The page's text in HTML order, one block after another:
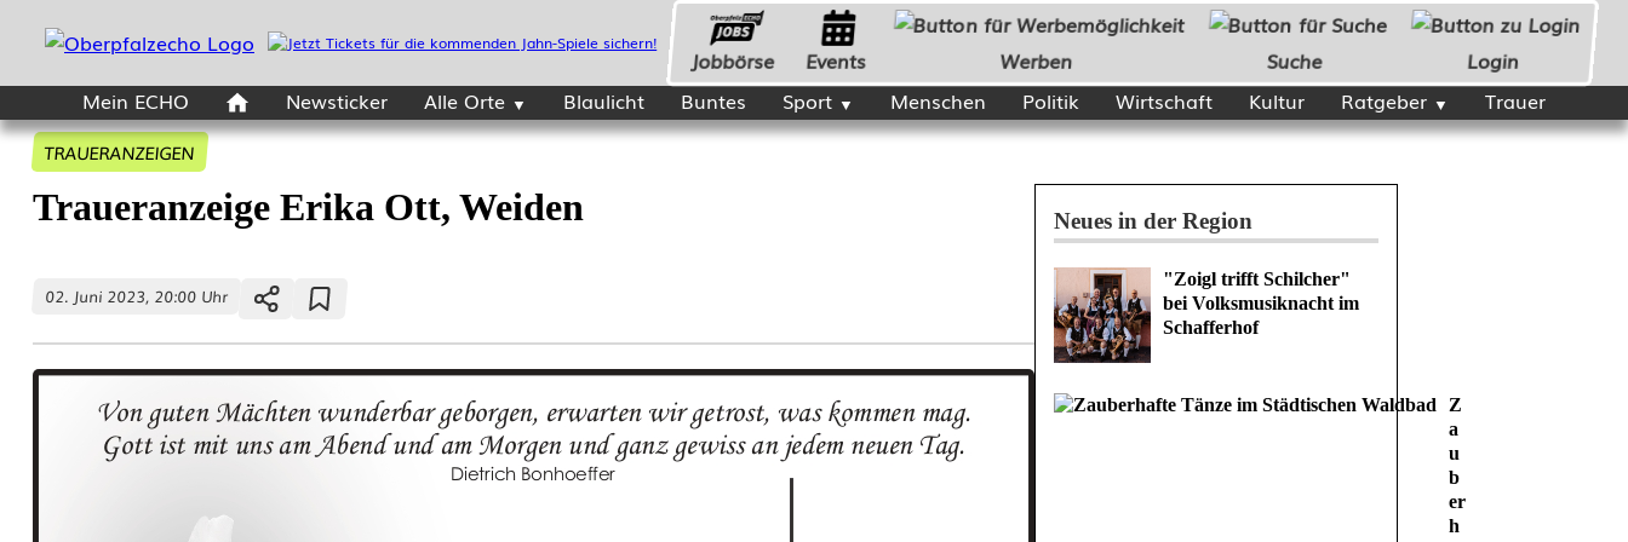
Jobbörse Events Werben Suche
Login
Mein ECHO
Newsticker Alle Orte Blaulicht Buntes Sport Menschen Politik Wirtschaft Kultur Ratgeber Trauer
TRAUERANZEIGEN
Traueranzeige Erika Ott, Weiden
02. Juni 2023, 20:00 Uhr
T
Neues in der Region
"Zoigl trifft Schilcher"
bei Volksmusiknacht im
Schafferhof
Z
a
u
b
er
h